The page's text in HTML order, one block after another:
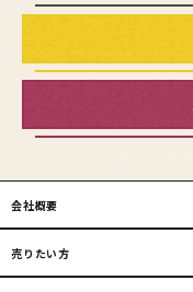
会社概要
売りたい方